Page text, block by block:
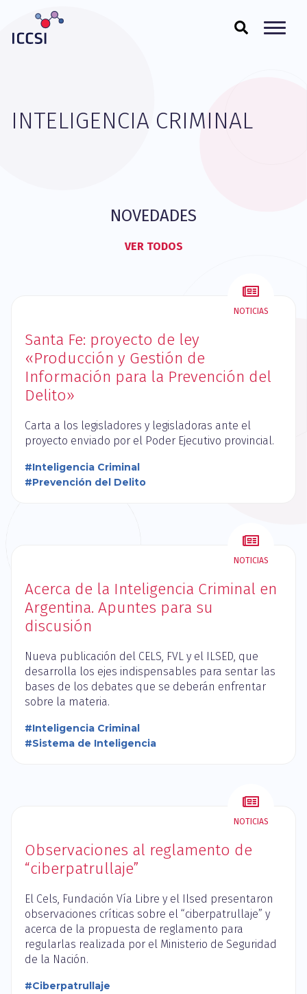
INTELIGENCIA CRIMINAL
NOVEDADES
VER TODOS
NOTICIAS
Santa Fe: proyecto de ley
«Producción y Gestión de
Información para la Prevención del
Delito»
Carta a los legisladores y legisladoras ante el
proyecto enviado por el Poder Ejecutivo provincial.
#Inteligencia Criminal
#Prevención del Delito
NOTICIAS
Acerca de la Inteligencia Criminal en
Argentina. Apuntes para su
discusión
Nueva publicación del CELS, FVL y el ILSED, que
desarrolla los ejes indispensables para sentar las
bases de los debates que se deberán enfrentar
sobre la materia.
#Inteligencia Criminal
#Sistema de Inteligencia
NOTICIAS
Observaciones al reglamento de
“ciberpatrullaje”
El Cels, Fundación Vía Libre y el Ilsed presentaron
observaciones críticas sobre el “ciberpatrullaje” y
acerca de la propuesta de reglamento para
regularlas realizada por el Ministerio de Seguridad
de la Nación.
#Ciberpatrullaje